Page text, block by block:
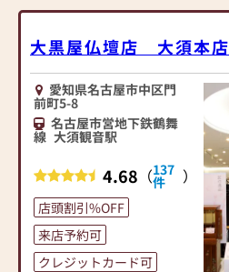
大黒屋仏壇店 大須本店
愛知県名古屋市中区門
前町5-8
名古屋市営地下鉄鶴舞
線 大須観音駅
4.68 （137
件 ）
店頭割引%OFF
来店予約可
クレジットカード可